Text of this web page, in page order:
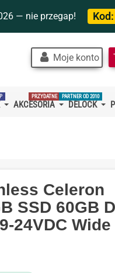
— nie przegap! Kod:
Moje konto
AKCESORIA
PRZYDATNE
DELOCK
PARTNER OD 2010
Celeron
SSD 60GB
24VDC Wide